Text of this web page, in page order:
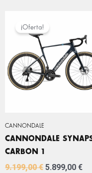
CANNONDALE
¡Oferta!
CANNONDALE
CARBON 1
9.199,00€
ORIGINAL
ERA:
9.199,00 €.
5.899,00 €
ES: